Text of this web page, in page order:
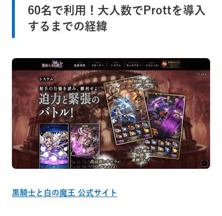
60名で利用！大人数でProttを導入
するまでの経緯
黒騎士と白の魔王 公式サイト